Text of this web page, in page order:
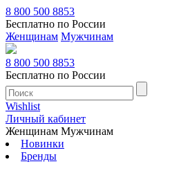
8 800 500 8853
Бесплатно по России
Женщинам Мужчинам
8 800 500 8853
Бесплатно по России
Wishlist
Личный кабинет
Женщинам Мужчинам
Новинки
Бренды